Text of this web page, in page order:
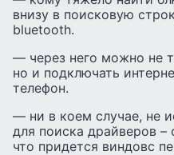
внизу в поисковую
bluetooth.
— через него можно не
но и подключать
телефон.
— ни в коем случае, не
для поиска драйверов –
что придется виндовс